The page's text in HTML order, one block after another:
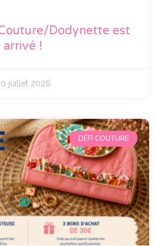
Dodynette est
arrivé !
juillet 2026
DÉFI COUTURE